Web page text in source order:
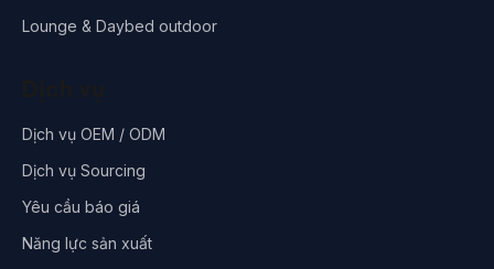
Lounge & Daybed outdoor
Dịch vụ OEM / ODM
Dịch vụ Sourcing
Yêu cầu báo giá
Năng lực sản xuất